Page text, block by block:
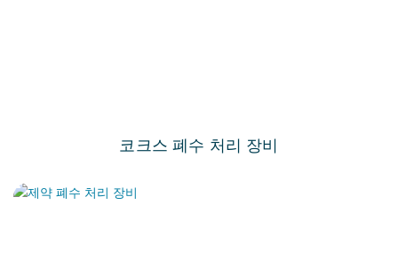
코크스 폐수 처리 장비